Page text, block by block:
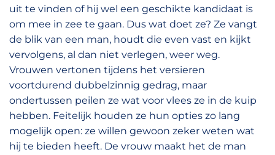
uit te vinden of hij wel een geschikte kandidaat is
om mee in zee te gaan. Dus wat doet ze? Ze vangt
de blik van een man, houdt die even vast en kijkt
vervolgens, al dan niet verlegen, weer weg.
Vrouwen vertonen tijdens het versieren
voortdurend dubbelzinnig gedrag, maar
ondertussen peilen ze wat voor vlees ze in de kuip
hebben. Feitelijk houden ze hun opties zo lang
mogelijk open: ze willen gewoon zeker weten wat
hij te bieden heeft. De vrouw maakt het de man